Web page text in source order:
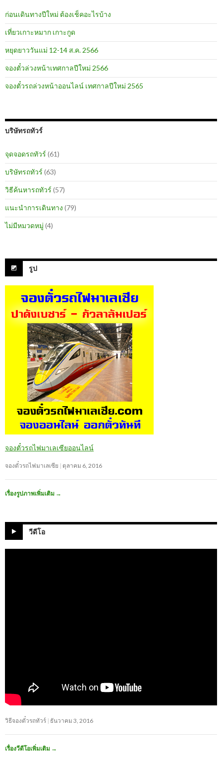
ก่อนเดินทางปีใหม่ ต้องเช็คอะไรบ้าง
เที่ยวเกาะหมาก เกาะกูด
หยุดยาววันแม่ 12-14 ส.ค. 2566
จองตั๋วล่วงหน้าเทศกาลปีใหม่ 2566
จองตั๋วรถล่วงหน้าออนไลน์ เทศกาลปีใหม่ 2565
บริษัทรถทัวร์
จุดจอดรถทัวร์ (61)
บริษัทรถทัวร์ (63)
วิธีค้นหารถทัวร์ (57)
แนะนำการเดินทาง (79)
ไม่มีหมวดหมู่ (4)
รูป
จองตั๋วรถไฟมาเลเซียออนไลน์
จองตั๋วรถไฟมาเลเซีย ตุลาคม 6, 2016
เรื่องรูปภาพเพิ่มเติม →
วีดีโอ
วิธีจองตั๋วรถทัวร์ ธันวาคม 3, 2016
เรื่องวีดีโอเพิ่มเติม →